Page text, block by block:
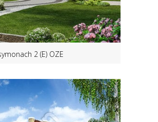
2 (E) OZE